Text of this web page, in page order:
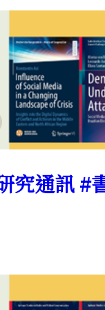
究通訊 #